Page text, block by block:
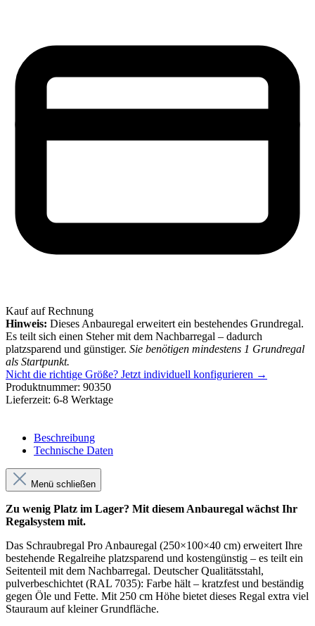
Kauf auf Rechnung
Hinweis: Dieses Anbauregal erweitert ein bestehendes Grundregal.
Es teilt sich einen Steher mit dem Nachbarregal – dadurch
platzsparend und günstiger. Sie benötigen mindestens 1 Grundregal
als Startpunkt.
Nicht die richtige Größe? Jetzt individuell konfigurieren →
Produktnummer: 90350
Lieferzeit: 6-8 Werktage
Beschreibung
Technische Daten
Menü schließen
Zu wenig Platz im Lager? Mit diesem Anbauregal wächst Ihr
Regalsystem mit.
Das Schraubregal Pro Anbauregal (250×100×40 cm) erweitert Ihre
bestehende Regalreihe platzsparend und kostengünstig – es teilt ein
Seitenteil mit dem Nachbarregal. Deutscher Qualitätsstahl,
pulverbeschichtet (RAL 7035): Farbe hält – kratzfest und beständig
gegen Öle und Fette. Mit 250 cm Höhe bietet dieses Regal extra viel
Stauraum auf kleiner Grundfläche.